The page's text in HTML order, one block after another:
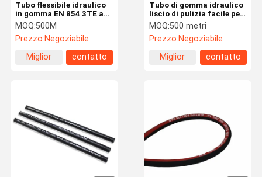
Tubo di gomma idraulico
liscio di pulizia facile per
la coclea e le macchine
scavafossi
MOQ:500 metri
Prezzo:Negoziabile
Miglior
contatto
Tubo flessibile idraulico
in gomma EN 854 3TE a
bassa pressione con
copertura resistente
all'olio e agli agenti
atmosferici e due trecce
di fibra ad alta resistenza
per -40C a +100C
MOQ:500M
Prezzo:Negoziabile
Miglior
contatto